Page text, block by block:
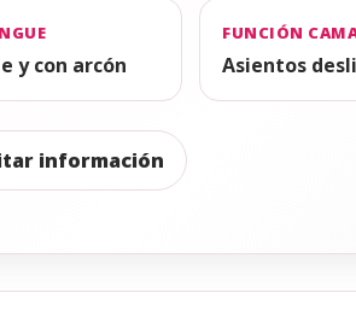
y con arcón
FUNCIÓN
Asientos
información